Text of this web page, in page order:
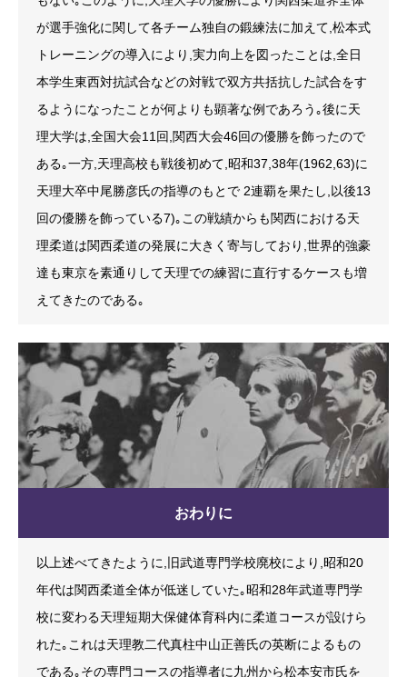
が選手強化に関して各チーム独自の鍛練法に加えて,松本式
トレーニングの導入により,実力向上を図ったことは,全日
本学生東西対抗試合などの対戦で双方共括抗した試合をす
るようになったことが何よりも顕著な例であろう｡後に天
理大学は,全国大会11回,関西大会46回の優勝を飾ったので
ある｡一方,天理高校も戦後初めて,昭和37,38年(1962,63)に
天理大卒中尾勝彦氏の指導のもとで 2連覇を果たし,以後13
回の優勝を飾っている7)｡この戦績からも関西における天
理柔道は関西柔道の発展に大きく寄与しており,世界的強豪
達も東京を素通りして天理での練習に直行するケースも増
えてきたのである｡
おわりに
以上述べてきたように,旧武道専門学校廃校により,昭和20
年代は関西柔道全体が低迷していた｡昭和28年武道専門学
校に変わる天理短期大保健体育科内に柔道コースが設けら
れた｡これは天理教二代真柱中山正善氏の英断によるもの
である｡その専門コースの指導者に九州から松本安市氏を